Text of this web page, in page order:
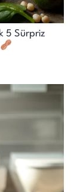
5 Sürpriz